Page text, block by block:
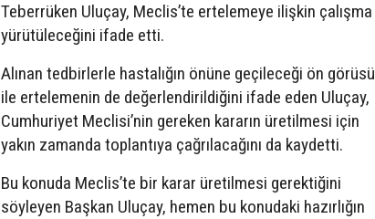
Teberrüken Uluçay, Meclis’te ertelemeye ilişkin çalışma
yürütüleceğini ifade etti.
Alınan tedbirlerle hastalığın önüne geçileceği ön görüsü
ile ertelemenin de değerlendirildiğini ifade eden Uluçay,
Cumhuriyet Meclisi’nin gereken kararın üretilmesi için
yakın zamanda toplantıya çağrılacağını da kaydetti.
Bu konuda Meclis’te bir karar üretilmesi gerektiğini
söyleyen Başkan Uluçay, hemen bu konudaki hazırlığın